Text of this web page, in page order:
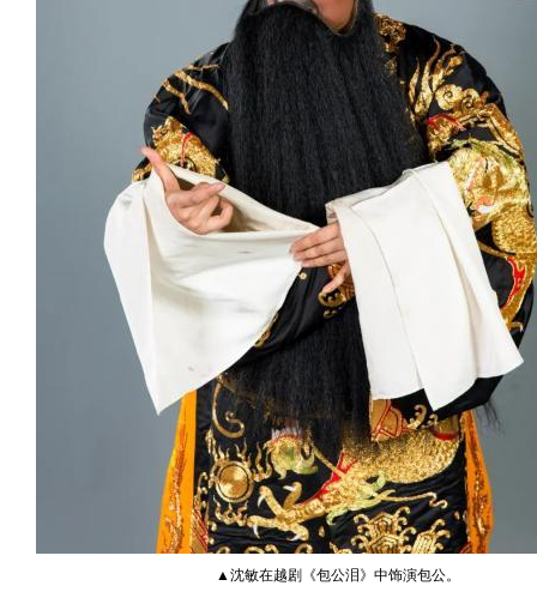
▲沈敏在越剧《包公泪》中饰演包公。